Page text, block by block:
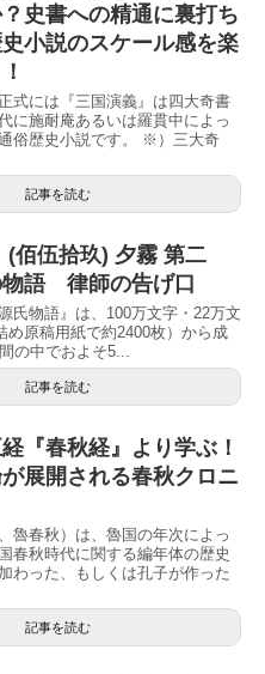
史書への精通に裏打ち
小説のスケール感を楽
式には『三国演義』は四大奇書
に施耐庵あるいは羅貫中によっ
俗歴史小説です。 ※）三大奇
記事を読む
(佰伍拾玖) 夕霧 第二
語 律師の告げ口
氏物語』は、100万文字・22万文
め原稿用紙で約2400枚）から成
の中でおよそ5...
記事を読む
『春秋経』より学ぶ！
展開される春秋クロニ
魯春秋）は、魯国の年次によっ
春秋時代に関する編年体の歴史
わった、もしくは孔子が作った
記事を読む